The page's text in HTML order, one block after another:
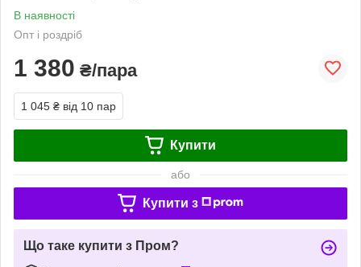
В наявності
Опт і роздріб
1 380 ₴/пара
1 045 ₴ від 10 пар
Купити
або
Купити з
Що таке купити з Пром?